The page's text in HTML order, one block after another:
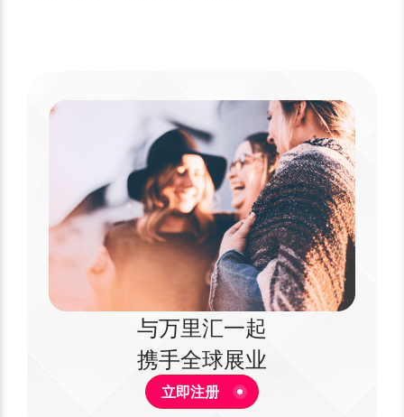
与万里汇一起
携手全球展业
立即注册